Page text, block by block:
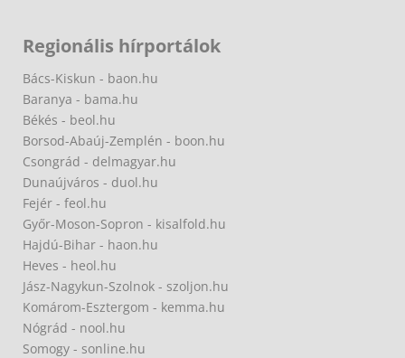
Regionális hírportálok
Bács-Kiskun - baon.hu
Baranya - bama.hu
Békés - beol.hu
Borsod-Abaúj-Zemplén - boon.hu
Csongrád - delmagyar.hu
Dunaújváros - duol.hu
Fejér - feol.hu
Győr-Moson-Sopron - kisalfold.hu
Hajdú-Bihar - haon.hu
Heves - heol.hu
Jász-Nagykun-Szolnok - szoljon.hu
Komárom-Esztergom - kemma.hu
Nógrád - nool.hu
Somogy - sonline.hu